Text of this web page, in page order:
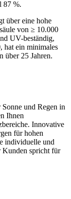
87 %.
über eine hohe
von ≥ 10.000
UV-beständig,
hat ein minimales
über 25 Jahren.
und Regen in
Ihnen
Innovative
für hohen
individuelle und
Kunden spricht für